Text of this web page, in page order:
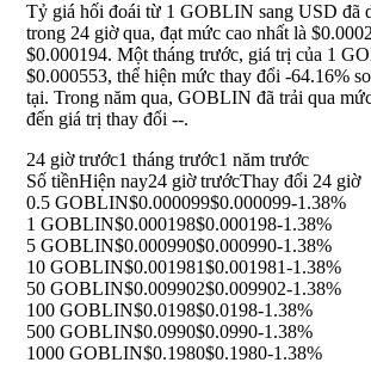
Tỷ giá hối đoái từ 1 GOBLIN sang USD đã
trong 24 giờ qua, đạt mức cao nhất là
$0.000194. Một tháng trước, giá trị của 1
$0.000553, thể hiện mức thay đổi -64.16%
tại. Trong năm qua, GOBLIN đã trải qua
đến giá trị thay đổi --.
24 giờ trước1 tháng trước1 năm trước
Số tiềnHiện nay24 giờ trướcThay đổi 24 giờ
0.5 GOBLIN$0.000099$0.000099-1.38%
1 GOBLIN$0.000198$0.000198-1.38%
5 GOBLIN$0.000990$0.000990-1.38%
10 GOBLIN$0.001981$0.001981-1.38%
50 GOBLIN$0.009902$0.009902-1.38%
100 GOBLIN$0.0198$0.0198-1.38%
500 GOBLIN$0.0990$0.0990-1.38%
1000 GOBLIN$0.1980$0.1980-1.38%